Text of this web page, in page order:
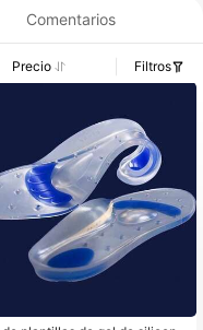
Comentarios
Precio Filtros